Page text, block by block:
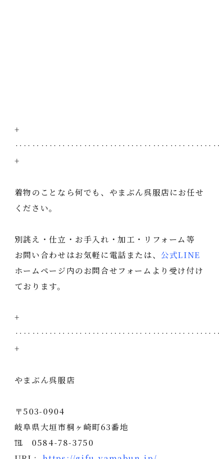
+
+
着物のことなら何でも、やまぶん呉服店にお任せ
ください。
別誂え・仕立・お手入れ・加工・リフォーム等
お問い合わせはお気軽に電話または、 公式LINE
ホームページ内のお問合せフォームより受け付け
ております。
+
+
やまぶん呉服店
〒503-0904
岐阜県大垣市桐ヶ崎町63番地
℡ 0584-78-3750